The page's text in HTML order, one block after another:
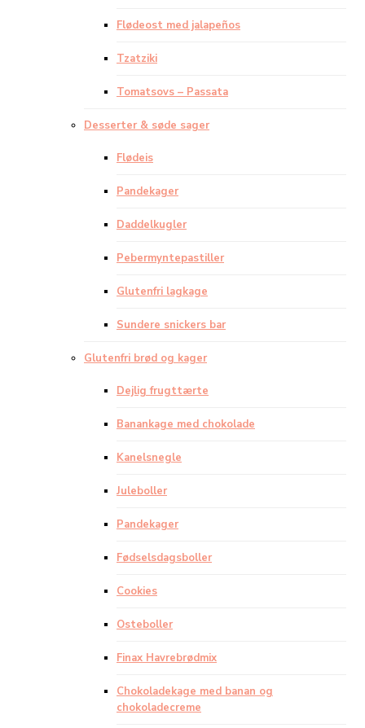
Flødeost med jalapeños
Tzatziki
Tomatsovs – Passata
Desserter & søde sager
Flødeis
Pandekager
Daddelkugler
Pebermyntepastiller
Glutenfri lagkage
Sundere snickers bar
Glutenfri brød og kager
Dejlig frugttærte
Banankage med chokolade
Kanelsnegle
Juleboller
Pandekager
Fødselsdagsboller
Cookies
Osteboller
Finax Havrebrødmix
Chokoladekage med banan og
chokoladecreme